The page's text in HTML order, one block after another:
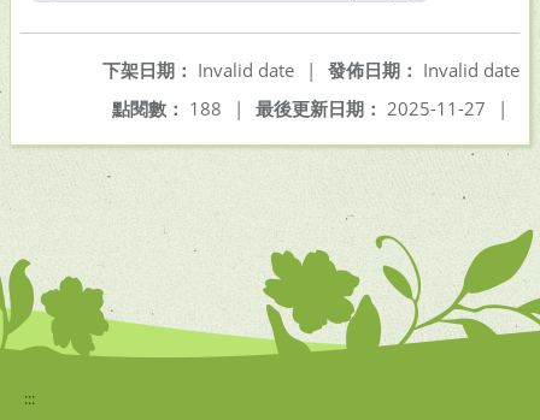
發佈日期： Invalid date
下架日期： Invalid date
|
最後更新日期： 2025-11-27 |
點閱數： 188 |
:::